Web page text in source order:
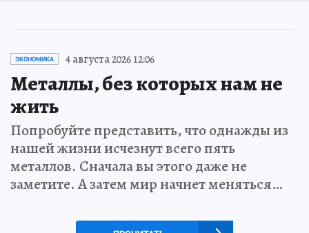
ЭКОНОМИКА 4 августа 2026 12:06
Металлы, без которых нам не
жить
Попробуйте представить, что однажды из
нашей жизни исчезнут всего пять
металлов. Сначала вы этого даже не
заметите. А затем мир начнет меняться…